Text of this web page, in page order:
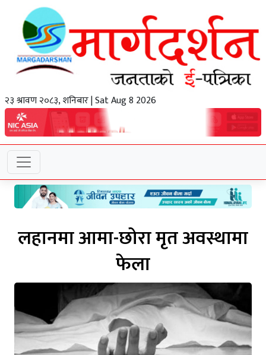
२३ श्रावण २०८३, शनिबार | Sat Aug 8 2026
लहानमा आमा-छोरा मृत अवस्थामा
फेला